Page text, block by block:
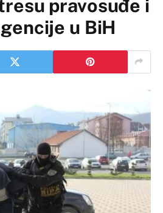
pravosuđe i
u BiH